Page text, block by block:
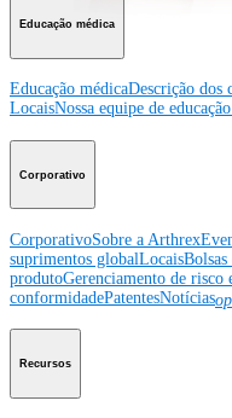
Educação médica
Educação médicaDescrição dos
LocaisNossa equipe de
Corporativo
CorporativoSobre a Arthrex
suprimentos globalLocaisBolsas
produtoGerenciamento de risco
conformidadePatentesNotícias
Recursos